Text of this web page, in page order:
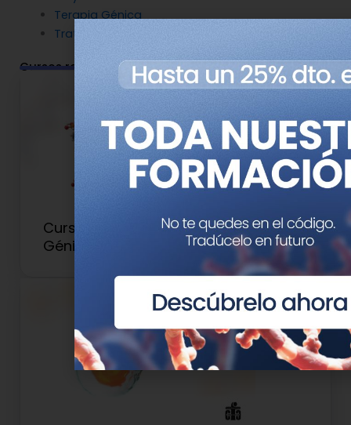
Terapia Génica
Tratamientos
Cursos relacionados
Curso de Introducción a la Terapia
Génica y Edición del Genoma